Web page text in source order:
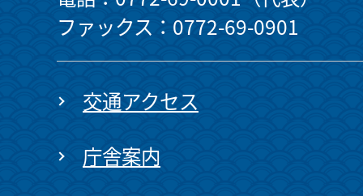
ファックス：0772-69-0901
交通アクセス
庁舎案内